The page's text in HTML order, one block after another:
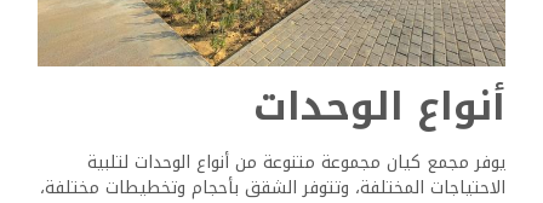
وتتوافق جودة المواد المستخدمة في كلا خياري التشطيب مع
المعايير العالية، وتشتمل التشطيبات عادةً على بلاط السيراميك
وأعمال الطلاء عالية الجودة والتركيبات الحديثة.
وسائل الراحة والمرافق
يقدم مجمع كيان مجموعة من وسائل الراحة المتميزة المصممة